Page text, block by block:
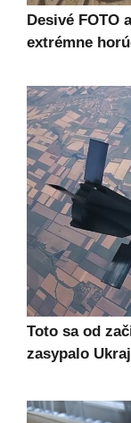
Desivé FOTO
extrémne
Toto sa od
zasypalo